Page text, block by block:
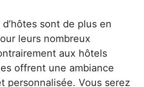
sont de plus en
leurs nombreux
aux hôtels
offrent une ambiance
personnalisée. Vous serez